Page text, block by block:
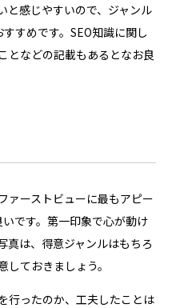
と感じやすいので、ジャンル
すめです。SEO知識に関し
となどの記載もあるとなお良
ァーストビューに最もアピー
です。第一印象で心が動け
真は、得意ジャンルはもちろ
ておきましょう。
行ったのか、工夫したことは